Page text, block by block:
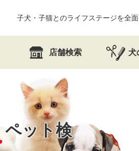
子犬・子猫とのライフステージを全
店舗検索 犬
ペット検